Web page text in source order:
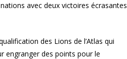
avec deux victoires écrasantes
des Lions de l’Atlas qui
engranger des points pour le